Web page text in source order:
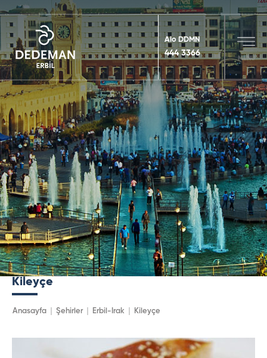
Alo DDMN
444 3366
MENU
Kileyçe
Anasayfa Şehirler Erbil-Irak Kileyçe